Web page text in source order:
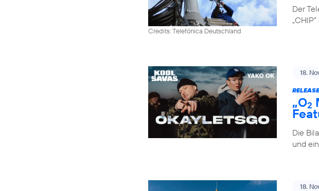
Credits: Telefónica Deutschland
Der
18.
„O2
Die
und
18.